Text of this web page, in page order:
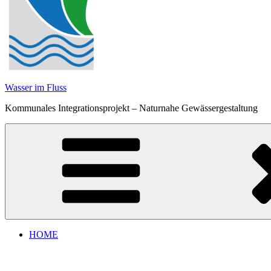
Wasser im Fluss
Kommunales Integrationsprojekt – Naturnahe Gewässergestaltung
HOME